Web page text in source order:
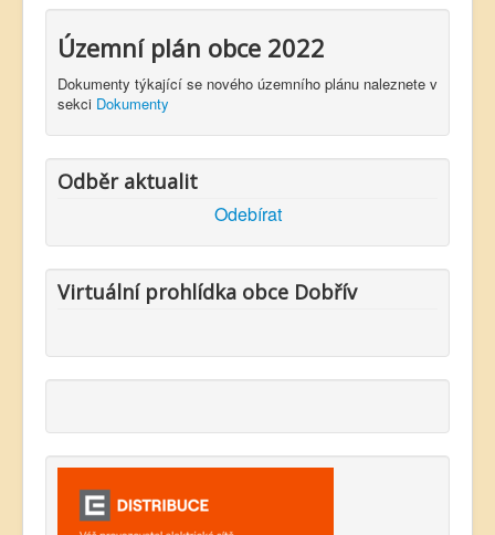
Územní plán obce 2022
Dokumenty týkající se nového územního plánu naleznete v
sekci Dokumenty
Odběr aktualit
Odebírat
Virtuální prohlídka obce Dobřív